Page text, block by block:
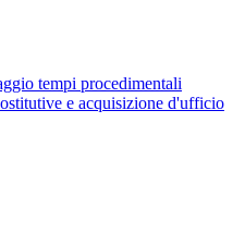
tempi procedimentali
e acquisizione d'ufficio